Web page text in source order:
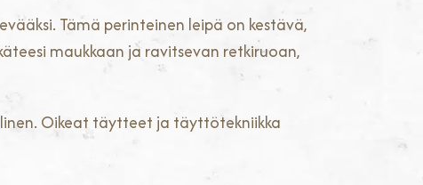
Tämä perinteinen leipä on kestävä,
maukkaan ja ravitsevan retkiruoan,
Oikeat täytteet ja täyttötekniikka